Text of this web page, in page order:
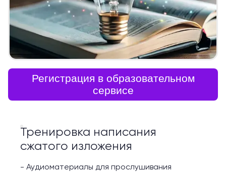
Регистрация в образовательном
сервисе
Тренировка написания
сжатого изложения
- Аудиоматериалы для прослушивания